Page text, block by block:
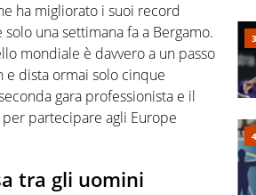
ha migliorato i suoi record
una settimana fa a Bergamo.
mondiale è davvero a un passo
e dista ormai solo cinque
gara professionista e il
partecipare agli Europe
tra gli uomini